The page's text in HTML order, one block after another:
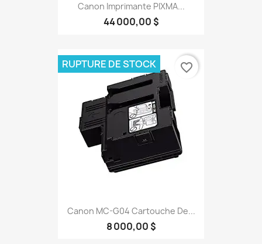
Canon Imprimante PIXMA...
44 000,00 $
Canon MC-G04 Cartouche De...
8 000,00 $
RUPTURE DE STOCK favorite_border